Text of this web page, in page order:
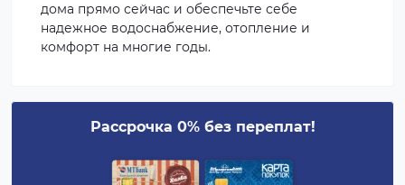
дома прямо сейчас и обеспечьте себе
надежное водоснабжение, отопление и
комфорт на многие годы.
Рассрочка 0% без переплат!